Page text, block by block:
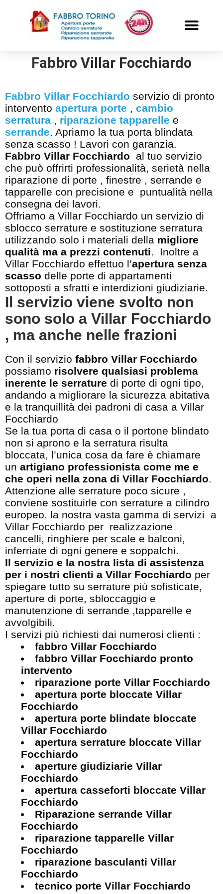
Fabbro Villar Focchiardo
Fabbro Villar Focchiardo servizio di pronto
intervento apertura porte , cambio
serratura , riparazione tapparelle e
serrande. Apriamo la tua porta blindata
senza scasso ! Lavori con garanzia.
Fabbro Villar Focchiardo al tuo servizio
che può offrirti professionalità, serietà nella
riparazione di porte , finestre , serrande e
tapparelle con precisione e puntualità nella
consegna dei lavori.
Offriamo a Villar Focchiardo un servizio di
sblocco serrature e sostituzione serratura
utilizzando solo i materiali della migliore
qualità ma a prezzi contenuti. Inoltre a
Villar Focchiardo effettuo l’apertura senza
scasso delle porte di appartamenti
sottoposti a sfratti e interdizioni giudiziarie.
Il servizio viene svolto non
sono solo a Villar Focchiardo
, ma anche nelle frazioni
Con il servizio fabbro Villar Focchiardo
possiamo risolvere qualsiasi problema
inerente le serrature di porte di ogni tipo,
andando a migliorare la sicurezza abitativa
e la tranquillità dei padroni di casa a Villar
Focchiardo
Se la tua porta di casa o il portone blindato
non si aprono e la serratura risulta
bloccata, l’unica cosa da fare è chiamare
un artigiano professionista come me e
che operi nella zona di Villar Focchiardo.
Attenzione alle serrature poco sicure ,
conviene sostituirle con serrature a cilindro
europeo. la nostra vasta gamma di servizi a
Villar Focchiardo per realizzazione
cancelli, ringhiere per scale e balconi,
inferriate di ogni genere e soppalchi.
Il servizio e la nostra lista di assistenza
per i nostri clienti a Villar Focchiardo per
spiegare tutto su serrature più sofisticate,
aperture di porte, sbloccaggio e
manutenzione di serrande ,tapparelle e
avvolgibili.
I servizi più richiesti dai numerosi clienti :
fabbro Villar Focchiardo
fabbro Villar Focchiardo pronto
intervento
riparazione porte Villar Focchiardo
apertura porte bloccate Villar
Focchiardo
apertura porte blindate bloccate
Villar Focchiardo
apertura serrature bloccate Villar
Focchiardo
aperture giudiziarie Villar
Focchiardo
apertura casseforti bloccate Villar
Focchiardo
Riparazione serrande Villar
Focchiardo
riparazione tapparelle Villar
Focchiardo
riparazione basculanti Villar
Focchiardo
tecnico porte Villar Focchiardo